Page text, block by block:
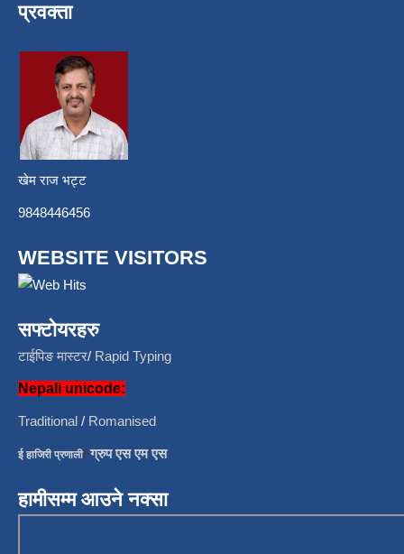
प्रवक्ता
खेम राज भट्ट
9848446456
WEBSITE VISITORS
सफ्टोयरहरु
टाईपिङ मास्टर/ Rapid Typing
Nepali unicode:
Traditional / Romanised
ई हाजिरी प्रणाली/ग्रुप एस एम एस
हामीसम्म आउने नक्सा